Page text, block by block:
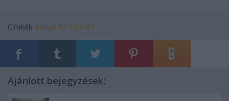
Címkék: könyv 9+ 10+ 8+
Ajánlott bejegyzések: